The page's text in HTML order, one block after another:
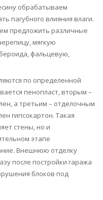
обрабатываем
пагубного влияния влаги.
предложить различные
мягкую
фальцевую,
по определенной
пенопласт, вторым –
а третьим – отделочным
гипсокартон. Такая
стены, но и
этапе
Внешнюю отделку
после постройки гаража
блоков под